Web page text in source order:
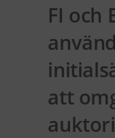
FI och
att